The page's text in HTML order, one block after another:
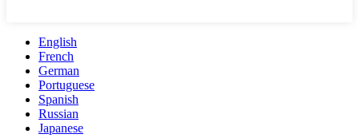
English
French
German
Portuguese
Spanish
Russian
Japanese